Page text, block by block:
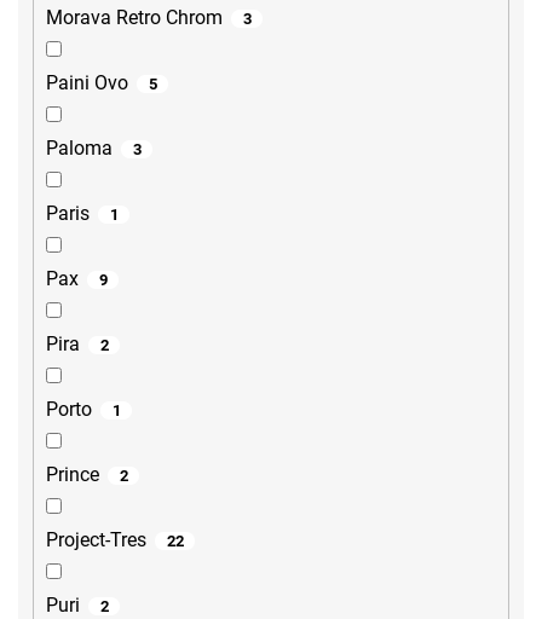
Morava Retro Chrom 3
Paini Ovo 5
Paloma 3
Paris 1
Pax 9
Pira 2
Porto 1
Prince 2
Project-Tres 22
Puri 2